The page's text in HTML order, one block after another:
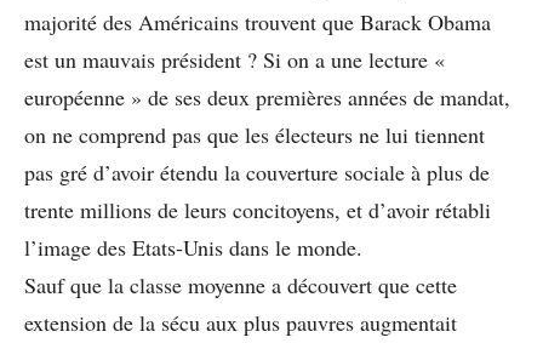
majorité des Américains trouvent que Barack Obama
est un mauvais président ? Si on a une lecture «
européenne » de ses deux premières années de mandat,
on ne comprend pas que les électeurs ne lui tiennent
pas gré d’avoir étendu la couverture sociale à plus de
trente millions de leurs concitoyens, et d’avoir rétabli
l’image des Etats-Unis dans le monde.
Sauf que la classe moyenne a découvert que cette
extension de la sécu aux plus pauvres augmentait